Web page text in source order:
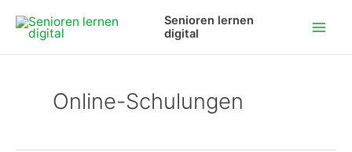
Inhalt
springen
Senioren lernen
digital
Online-Schulungen